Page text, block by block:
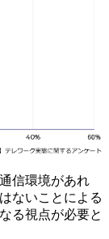
信環境があれ
ないことによる
る視点が必要と